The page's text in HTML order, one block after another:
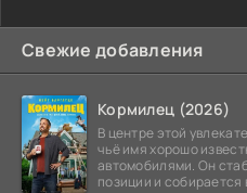
Свежие добавления
Кормилец (2026)
В центре этой
чьё имя хорошо
автомобилями. Он
позиции и собирается